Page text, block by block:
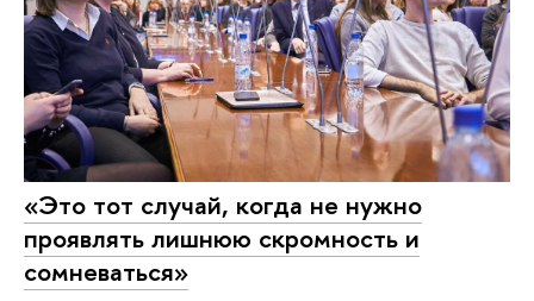
«Это тот случай, когда не нужно
проявлять лишнюю скромность и
сомневаться»